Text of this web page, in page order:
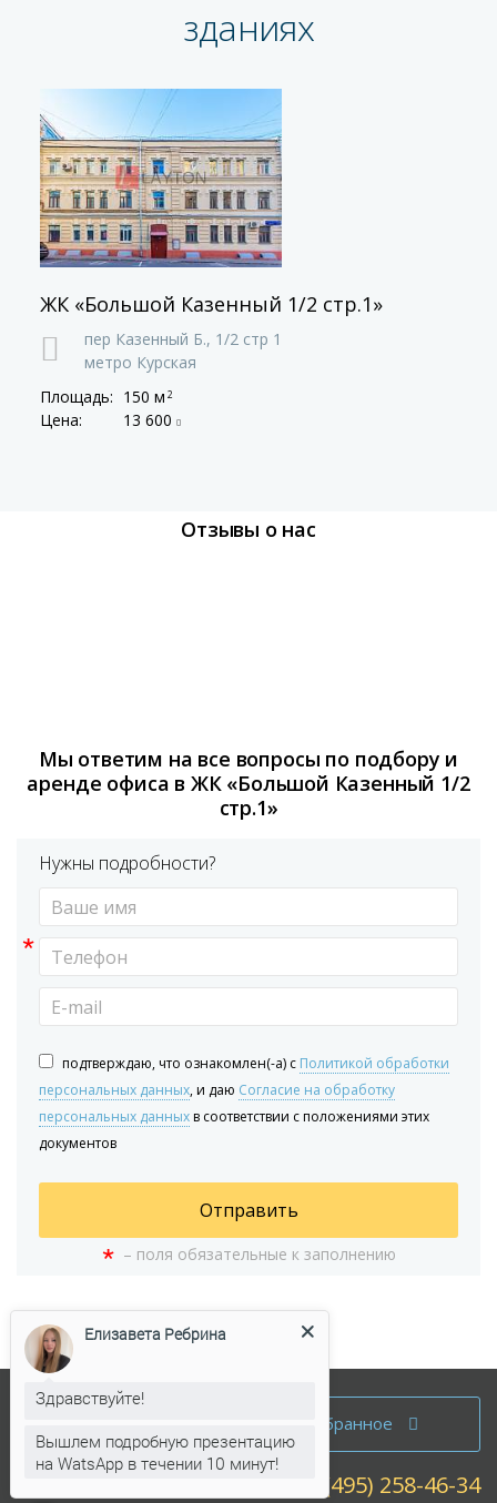
зданиях
ЖК «Большой Казенный 1/2 стр.1»
пер Казенный Б., 1/2 стр 1
метро Курская
Площадь: 150 м 2
Цена: 13 600
Отзывы о нас
Мы ответим на все вопросы по подбору и
аренде офиса в ЖК «Большой Казенный 1/2
стр.1»
Нужны подробности?
*
подтверждаю, что ознакомлен(-а) с Политикой обработки
персональных данных, и даю Согласие на обработку
персональных данныхв соответствии с положениями этих
документов
Отправить
* – поля обязательные к заполнению
Аренда офисов
Продажа офисов
Избранное
+7 (495) 258-46-34
Елизавета Ребрина
Здравствуйте!
на WatsApp в течении 10 минут!
Елизавета Ребринапечатает...